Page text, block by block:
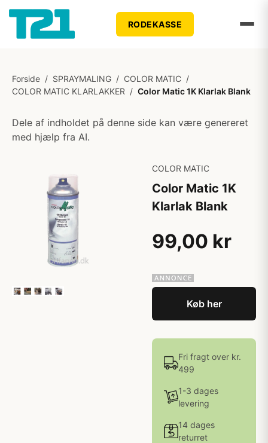
RODEKASSE
Forside / SPRAYMALING / COLOR MATIC /
COLOR MATIC KLARLAKKER / Color Matic 1K Klarlak Blank
Dele af indholdet på denne side kan være genereret
med hjælp fra AI.
COLOR MATIC
Color Matic 1K
Klarlak Blank
99,00 kr
Køb her
Fri fragt over kr.
499
1-3 dages
levering
14 dages
returret